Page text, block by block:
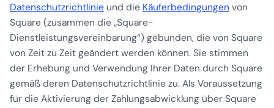
Datenschutzrichtlinie und die Käuferbedingungen von
Square (zusammen die „Square-
Dienstleistungsvereinbarung“) gebunden, die von Square
von Zeit zu Zeit geändert werden können. Sie stimmen
der Erhebung und Verwendung Ihrer Daten durch Square
gemäß deren Datenschutzrichtlinie zu. Als Voraussetzung
für die Aktivierung der Zahlungsabwicklung über Square